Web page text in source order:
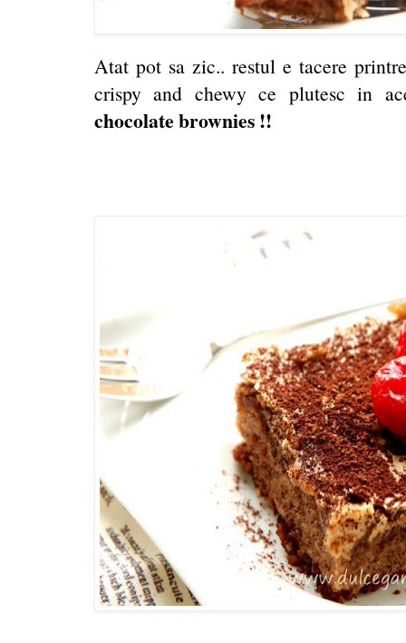
Atat pot sa zic.. restul e tacere
crispy and chewy ce plutesc in
chocolate brownies !!